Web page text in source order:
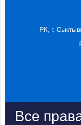
РК, г.
Все